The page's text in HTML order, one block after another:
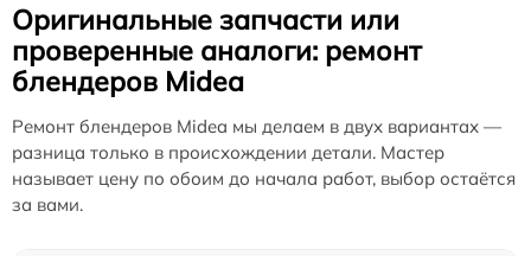
Оригинальные запчасти или
проверенные аналоги: ремонт
блендеров Midea
Ремонт блендеров Midea мы делаем в двух вариантах —
разница только в происхождении детали. Мастер
называет цену по обоим до начала работ, выбор остаётся
за вами.